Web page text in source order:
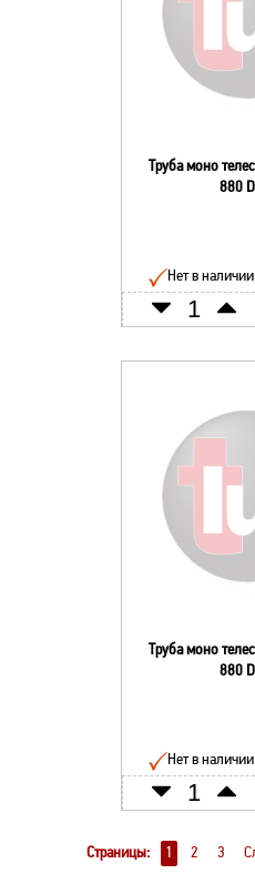
Труба моно
880
Нет в наличии
Труба моно
880
Нет в наличии
Страницы: 1 2 3